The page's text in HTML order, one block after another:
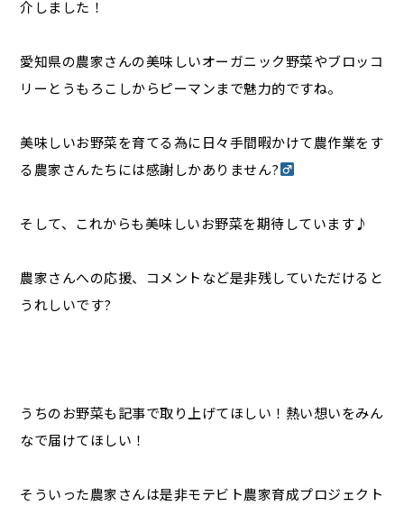
介しました！
愛知県の農家さんの美味しいオーガニック野菜やブロッコ
リーとうもろこしからピーマンまで魅力的ですね。
美味しいお野菜を育てる為に日々手間暇かけて農作業をす
る農家さんたちには感謝しかありません?‍
そして、これからも美味しいお野菜を期待しています♪
農家さんへの応援、コメントなど是非残していただけると
うれしいです?
うちのお野菜も記事で取り上げてほしい！熱い想いをみん
なで届けてほしい！
そういった農家さんは是非モテビト農家育成プロジェクト